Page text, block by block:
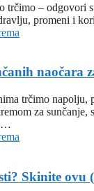
trčimo – odgovori
promeni i
naočara
trčimo napolju,
za sunčanje,
Skinite ovu